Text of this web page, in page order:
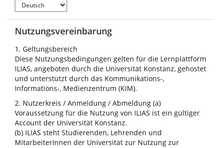
Nutzungsvereinbarung
1. Geltungsbereich
Diese Nutzungsbedingungen gelten für die Lernplattform
ILIAS, angeboten durch die Universität Konstanz, gehostet
und unterstützt durch das Kommunikations-,
Informations-, Medienzentrum (KIM).
2. Nutzerkreis / Anmeldung / Abmeldung (a)
Voraussetzung für die Nutzung von ILIAS ist ein gültiger
Account der Universität Konstanz.
(b) ILIAS steht Studierenden, Lehrenden und
MitarbeiterInnen der Universität zur Nutzung zur